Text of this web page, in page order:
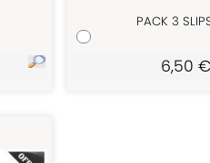
PACK 3
6,50 €